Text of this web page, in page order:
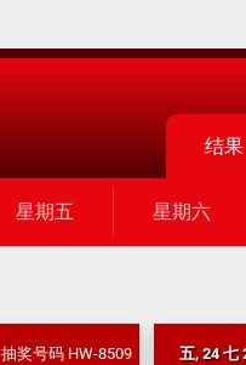
结果
星期五 星期六
抽奖号码 HW-8509 五, 24 七